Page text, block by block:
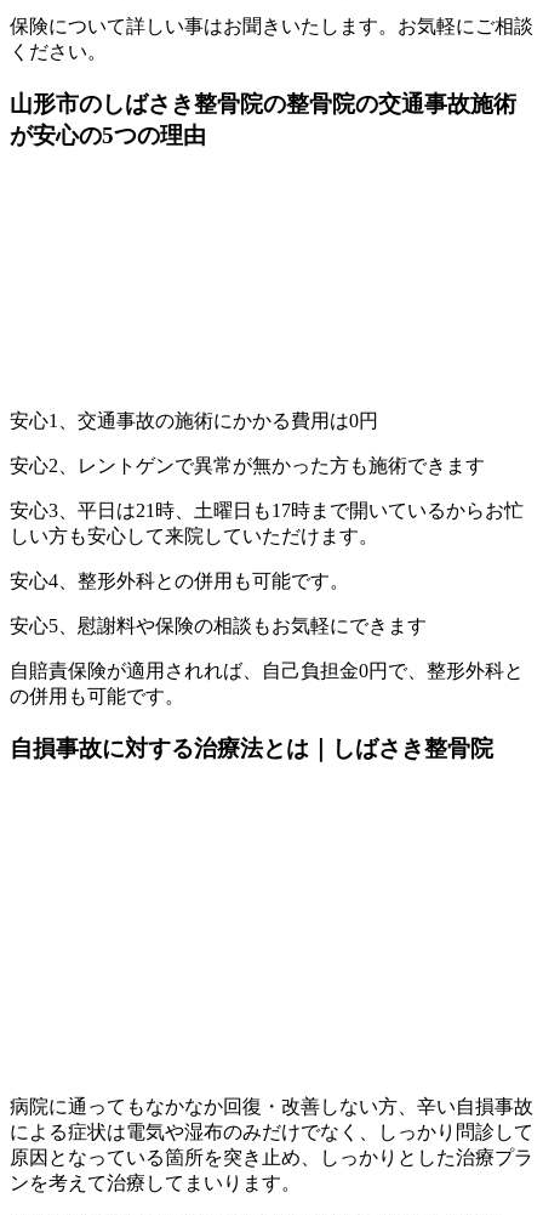
保険について詳しい事はお聞きいたします。お気軽にご相談
ください。
山形市のしばさき整骨院の整骨院の交通事故施術
が安心の5つの理由
安心1、交通事故の施術にかかる費用は0円
安心2、レントゲンで異常が無かった方も施術できます
安心3、平日は21時、土曜日も17時まで開いているからお忙
しい方も安心して来院していただけます。
安心4、整形外科との併用も可能です。
安心5、慰謝料や保険の相談もお気軽にできます
自賠責保険が適用されれば、自己負担金0円で、整形外科と
の併用も可能です。
自損事故に対する治療法とは｜しばさき整骨院
病院に通ってもなかなか回復・改善しない方、辛い自損事故
による症状は電気や湿布のみだけでなく、しっかり問診して
原因となっている箇所を突き止め、しっかりとした治療プラ
ンを考えて治療してまいります。